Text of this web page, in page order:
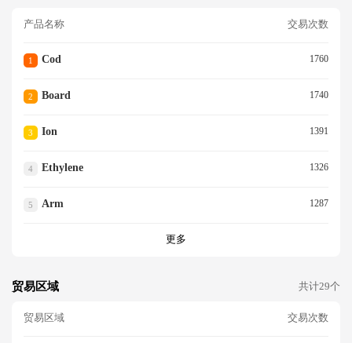
产品名称 交易次数
1 Cod 1760
2 Board 1740
3 Ion 1391
4 Ethylene 1326
5 Arm 1287
更多
贸易区域 共计29个
贸易区域 交易次数